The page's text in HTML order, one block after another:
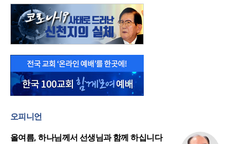
오피니언
올여름, 하나님께서 선생님과 함께 하십니다